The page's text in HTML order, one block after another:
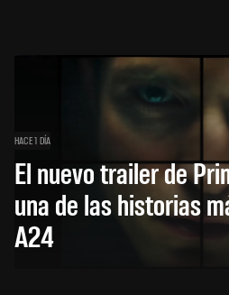
HACE 1 DÍA
El nuevo trailer de
una de las historias
A24